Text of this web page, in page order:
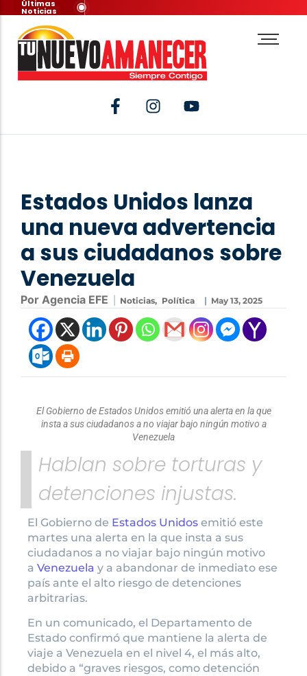
Últimas
Noticias
Estados Unidos lanza
una nueva advertencia
a sus ciudadanos sobre
Venezuela
Por Agencia EFE Noticias, Política | May 13, 2025
El Gobierno de Estados Unidos emitió una alerta en la que
insta a sus ciudadanos a no viajar bajo ningún motivo a
Venezuela
Hablan sobre torturas y
detenciones injustas.
El Gobierno de Estados Unidos emitió este
martes una alerta en la que insta a sus
ciudadanos a no viajar bajo ningún motivo
a Venezuela y a abandonar de inmediato ese
país ante el alto riesgo de detenciones
arbitrarias.
En un comunicado, el Departamento de
Estado confirmó que mantiene la alerta de
viaje a Venezuela en el nivel 4, el más alto,
debido a “graves riesgos, como detención